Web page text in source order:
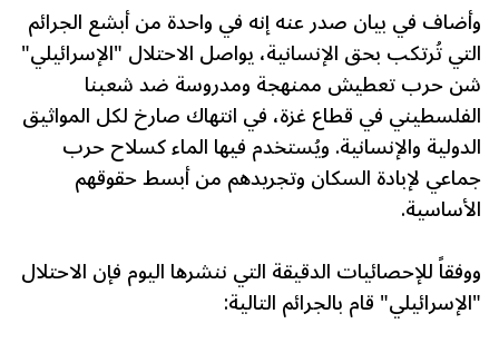
وأضاف في بيان صدر عنه إنه في واحدة من أبشع الجرائم
التي تُرتكب بحق الإنسانية، يواصل الاحتلال "الإسرائيلي"
شن حرب تعطيش ممنهجة ومدروسة ضد شعبنا
الفلسطيني في قطاع غزة، في انتهاك صارخ لكل المواثيق
الدولية والإنسانية. ويُستخدم فيها الماء كسلاح حرب
جماعي لإبادة السكان وتجريدهم من أبسط حقوقهم
الأساسية.
ووفقاً للإحصائيات الدقيقة التي ننشرها اليوم فإن الاحتلال
"الإسرائيلي" قام بالجرائم التالية: